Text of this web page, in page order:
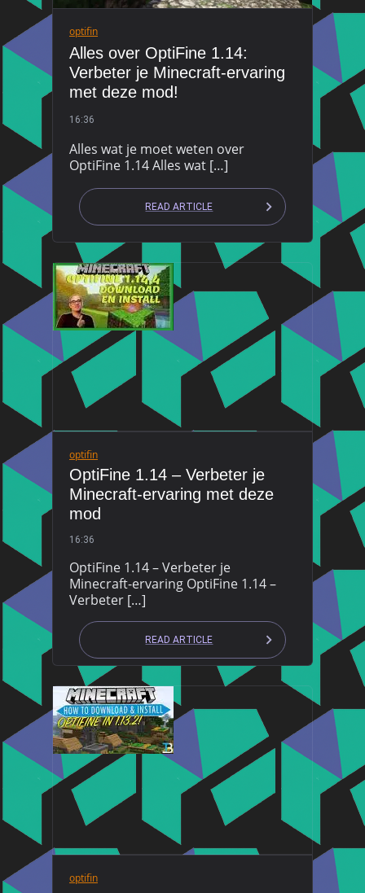
optifin
Alles over OptiFine 1.14:
Verbeter je Minecraft-ervaring
met deze mod!
16:36
Alles wat je moet weten over
OptiFine 1.14 Alles wat […]
READ ARTICLE
optifin
OptiFine 1.14 – Verbeter je
Minecraft-ervaring met deze
mod
16:36
OptiFine 1.14 – Verbeter je
Minecraft-ervaring OptiFine 1.14 –
Verbeter […]
READ ARTICLE
optifin